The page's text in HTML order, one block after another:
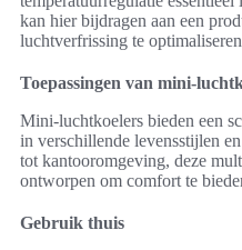
kan hier bijdragen aan een
luchtverfrissing te
Toepassingen van mini-
Mini-luchtkoelers bieden een
in verschillende levensstijlen
tot kantooromgeving, deze
ontworpen om comfort te
Gebruik thuis